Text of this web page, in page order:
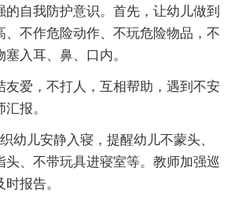
的自我防护意识。首先，让幼儿做到
、不作危险动作、不玩危险物品，不
入耳、鼻、口内。
友爱，不打人，互相帮助，遇到不安
报。
幼儿安静入寝，提醒幼儿不蒙头、
头、不带玩具进寝室等。教师加强巡
报告。